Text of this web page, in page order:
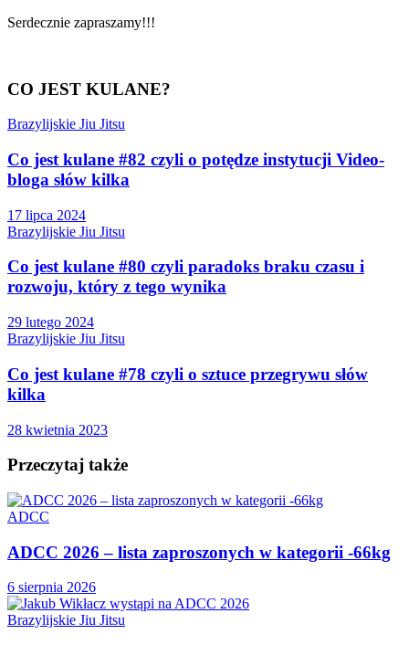
Serdecznie zapraszamy!!!
CO JEST KULANE?
Brazylijskie Jiu Jitsu
Co jest kulane #82 czyli o potędze instytucji Video-
bloga słów kilka
17 lipca 2024
Brazylijskie Jiu Jitsu
Co jest kulane #80 czyli paradoks braku czasu i
rozwoju, który z tego wynika
29 lutego 2024
Brazylijskie Jiu Jitsu
Co jest kulane #78 czyli o sztuce przegrywu słów
kilka
28 kwietnia 2023
Przeczytaj także
ADCC
ADCC 2026 – lista zaproszonych w kategorii -66kg
6 sierpnia 2026
Brazylijskie Jiu Jitsu